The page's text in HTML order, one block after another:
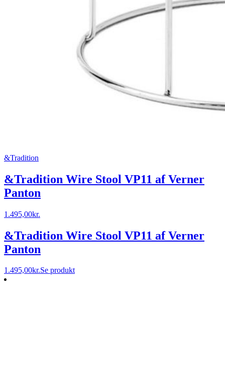
&Tradition
&Tradition Wire Stool VP11 af Verner
Panton
1.495,00kr.
&Tradition Wire Stool VP11 af Verner
Panton
1.495,00kr.Se produkt